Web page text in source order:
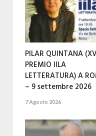
PILAR QUINTANA
PREMIO IILA
LETTERATURA) A
– 9 settembre 2026
7 Agosto 2026